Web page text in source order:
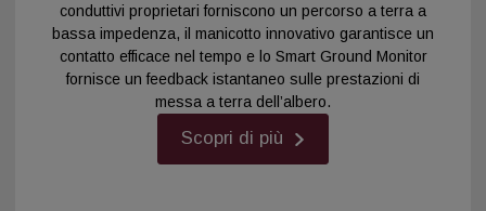
conduttivi proprietari forniscono un percorso a terra a
bassa impedenza, il manicotto innovativo garantisce un
contatto efficace nel tempo e lo Smart Ground Monitor
fornisce un feedback istantaneo sulle prestazioni di
messa a terra dell’albero.
Scopri di più